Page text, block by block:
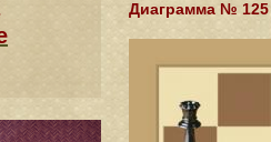
Диаграмма № 125